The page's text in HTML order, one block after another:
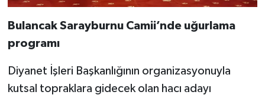
Bulancak Sarayburnu Camii’nde uğurlama
programı
Diyanet İşleri Başkanlığının organizasyonuyla
kutsal topraklara gidecek olan hacı adayı
Muş Müftülüğü
Niğde Müftülüğü